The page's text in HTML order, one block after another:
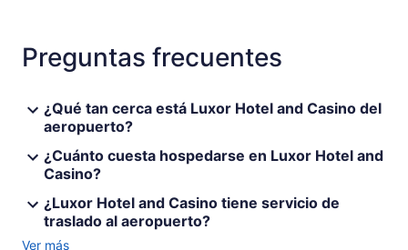
Preguntas frecuentes
¿Qué tan cerca está Luxor Hotel and Casino del
aeropuerto?
¿Cuánto cuesta hospedarse en Luxor Hotel and
Casino?
¿Luxor Hotel and Casino tiene servicio de
traslado al aeropuerto?
Ver más